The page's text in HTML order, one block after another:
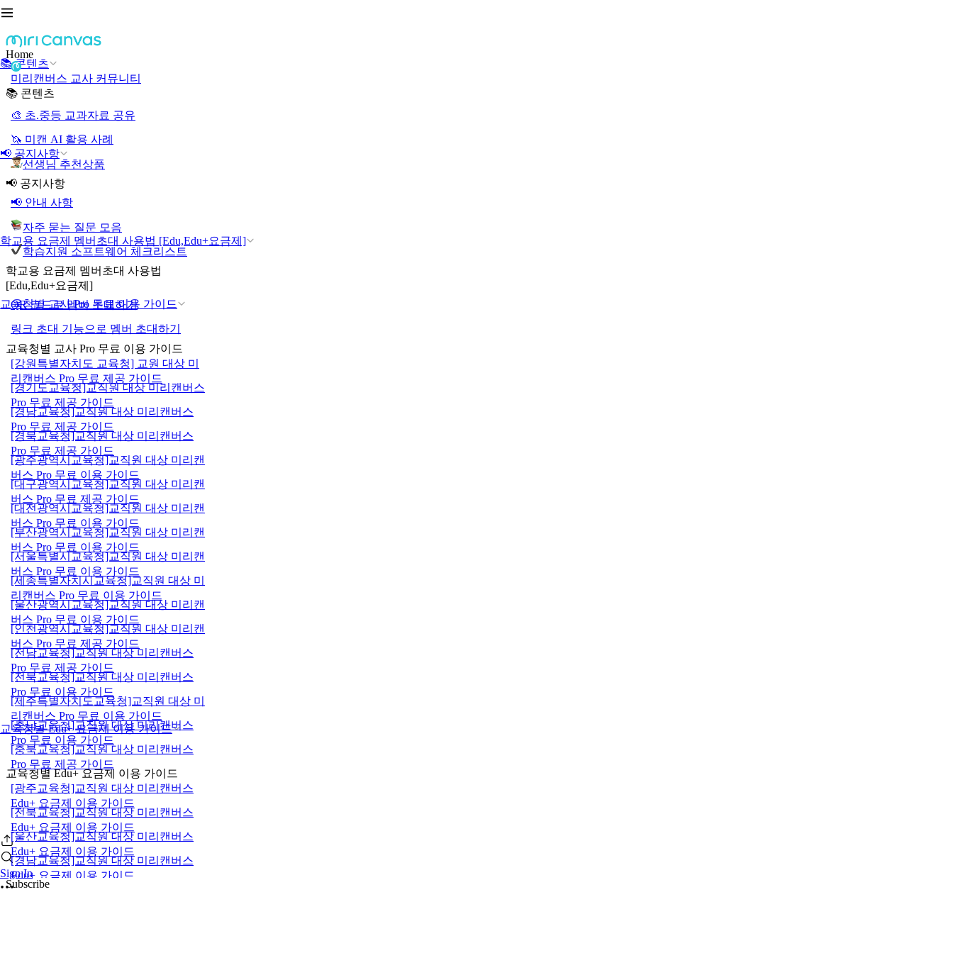
📚 콘텐츠
📢 공지사항
학교용 요금제 멤버초대 사용법 [Edu,Edu+요금제]
교육청별 교사 Pro 무료 이용 가이드
교육청별 Edu+ 요금제 이용 가이드
Sign In
Home
미리캔버스 교사 커뮤니티
📚 콘텐츠
🎨 초.중등 교과자료 공유
🦄 미캔 AI 활용 사례
선생님 추천상품
📢 공지사항
📢 안내 사항
자주 묻는 질문 모음
학습지원 소프트웨어 체크리스트
학교용 요금제 멤버초대 사용법
[Edu,Edu+요금제]
QR 코드로 멤버 초대하기
링크 초대 기능으로 멤버 초대하기
교육청별 교사 Pro 무료 이용 가이드
[강원특별자치도 교육청] 교원 대상 미
리캔버스 Pro 무료 제공 가이드
[경기도교육청]교직원 대상 미리캔버스
Pro 무료 제공 가이드
[경남교육청]교직원 대상 미리캔버스
Pro 무료 제공 가이드
[경북교육청]교직원 대상 미리캔버스
Pro 무료 제공 가이드
[광주광역시교육청]교직원 대상 미리캔
버스 Pro 무료 이용 가이드
[대구광역시교육청]교직원 대상 미리캔
버스 Pro 무료 제공 가이드
[대전광역시교육청]교직원 대상 미리캔
버스 Pro 무료 이용 가이드
[부산광역시교육청]교직원 대상 미리캔
버스 Pro 무료 이용 가이드
[서울특별시교육청]교직원 대상 미리캔
버스 Pro 무료 이용 가이드
[세종특별자치시교육청]교직원 대상 미
리캔버스 Pro 무료 이용 가이드
[울산광역시교육청]교직원 대상 미리캔
버스 Pro 무료 이용 가이드
[인천광역시교육청]교직원 대상 미리캔
버스 Pro 무료 제공 가이드
[전남교육청]교직원 대상 미리캔버스
Pro 무료 제공 가이드
[전북교육청]교직원 대상 미리캔버스
Pro 무료 이용 가이드
[제주특별자치도교육청]교직원 대상 미
리캔버스 Pro 무료 이용 가이드
[충남교육청]교직원 대상 미리캔버스
Pro 무료 이용 가이드
[충북교육청]교직원 대상 미리캔버스
Pro 무료 제공 가이드
교육청별 Edu+ 요금제 이용 가이드
[광주교육청]교직원 대상 미리캔버스
Edu+ 요금제 이용 가이드
[전북교육청]교직원 대상 미리캔버스
Edu+ 요금제 이용 가이드
[울산교육청]교직원 대상 미리캔버스
Edu+ 요금제 이용 가이드
[경남교육청]교직원 대상 미리캔버스
Edu+ 요금제 이용 가이드
Subscribe